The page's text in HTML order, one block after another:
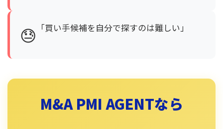
😓 「買い手候補を自分で探すのは難しい」
M&A PMI AGENTなら